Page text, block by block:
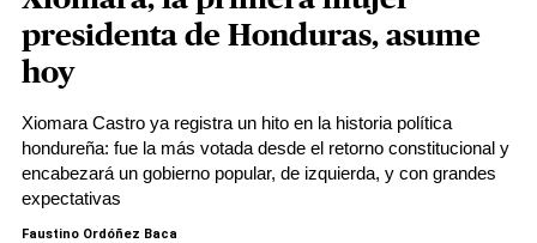
presidenta de Honduras, asume
hoy
Xiomara Castro ya registra un hito en la historia política
hondureña: fue la más votada desde el retorno constitucional y
encabezará un gobierno popular, de izquierda, y con grandes
expectativas
Faustino Ordóñez Baca